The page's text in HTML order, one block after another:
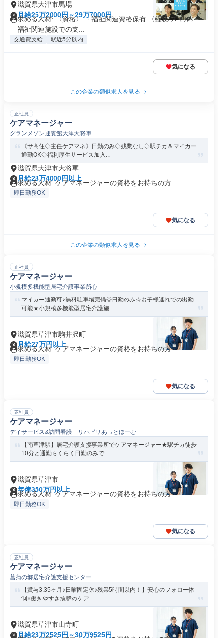
滋賀県大津市馬場
月給25万2000円～29万7000円
求める人材: 〈資格〉 ・福祉関連資格保有 〈経験/スキル〉 ・
福祉関連施設での支...
交通費支給 駅近5分以内
気になる
この企業の類似求人を見る
正社員
ケアマネージャー
グランメゾン迎賓館大津大将軍
《サ高住◇主任ケアマネ》日勤のみ◇残業なし◇駅チカ＆マイカー
通勤OK◇福利厚生サービス加入...
滋賀県大津市大将軍
月給28万4000円以上
求める人材: ケアマネージャーの資格をお持ちの方
即日勤務OK
気になる
この企業の類似求人を見る
正社員
ケアマネージャー
小規模多機能型居宅介護事業所心
マイカー通勤可♪無料駐車場完備◎日勤のみ☆お子様連れでの出勤
可能★小規模多機能型居宅介護施...
滋賀県草津市駒井沢町
月給27万円以上
求める人材: ケアマネージャーの資格をお持ちの方
即日勤務OK
気になる
正社員
ケアマネージャー
デイサービス&訪問看護 リハビリあっとほーむ
【南草津駅】居宅介護支援事業所でケアマネージャー★駅チカ徒歩
10分と通勤らくらく日勤のみで...
滋賀県草津市
年俸350万円以上
求める人材: ケアマネージャーの資格をお持ちの方
即日勤務OK
気になる
正社員
ケアマネージャー
菖蒲の郷居宅介護支援センター
【賞与3.35ヶ月♪日曜固定休♪残業5時間以内！】安心のフォロー体
制×働きやすさ抜群のケア...
滋賀県草津市山寺町
月給23万2525円～30万9525円